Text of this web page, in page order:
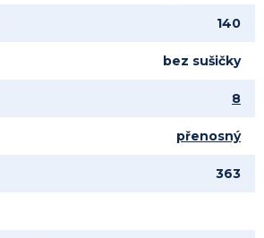
140
bez sušičky
8
přenosný
363